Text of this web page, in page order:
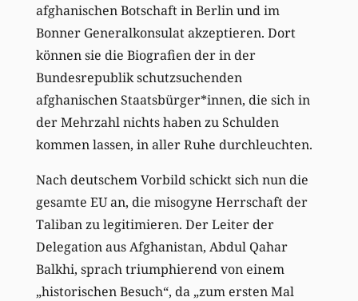
afghanischen Botschaft in Berlin und im
Bonner Generalkonsulat akzeptieren. Dort
können sie die Biografien der in der
Bundesrepublik schutzsuchenden
afghanischen Staatsbürger*innen, die sich in
der Mehrzahl nichts haben zu Schulden
kommen lassen, in aller Ruhe durchleuchten.
Nach deutschem Vorbild schickt sich nun die
gesamte EU an, die misogyne Herrschaft der
Taliban zu legitimieren. Der Leiter der
Delegation aus Afghanistan, Abdul Qahar
Balkhi, sprach triumphierend von einem
„historischen Besuch“, da „zum ersten Mal